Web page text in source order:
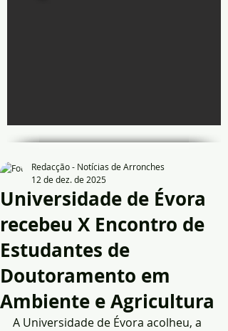
Universidade de Évora
recebeu X Encontro de
Estudantes de
Doutoramento em
Ambiente e Agricultura
Redacção - Notícias de Arronches
12 de dez. de 2025
A Universidade de Évora acolheu, a